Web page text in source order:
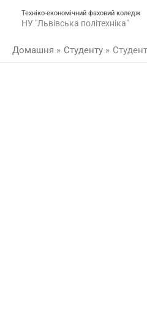
Техніко-економічний фаховий коледж
НУ "Львівська політехніка"
Домашня Студенту